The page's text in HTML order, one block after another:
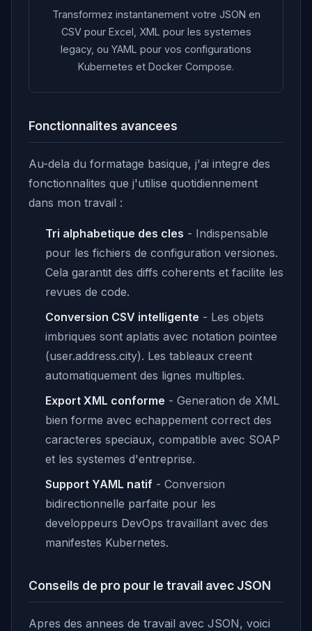
Transformez instantanement votre JSON en
CSV pour Excel, XML pour les systemes
legacy, ou YAML pour vos configurations
Kubernetes et Docker Compose.
Fonctionnalites avancees
Au-dela du formatage basique, j'ai integre des
fonctionnalites que j'utilise quotidiennement
dans mon travail :
Tri alphabetique des cles - Indispensable
pour les fichiers de configuration versiones.
Cela garantit des diffs coherents et facilite les
revues de code.
Conversion CSV intelligente - Les objets
imbriques sont aplatis avec notation pointee
(user.address.city). Les tableaux creent
automatiquement des lignes multiples.
Export XML conforme - Generation de XML
bien forme avec echappement correct des
caracteres speciaux, compatible avec SOAP
et les systemes d'entreprise.
Support YAML natif - Conversion
bidirectionnelle parfaite pour les
developpeurs DevOps travaillant avec des
manifestes Kubernetes.
Conseils de pro pour le travail avec JSON
Apres des annees de travail avec JSON, voici